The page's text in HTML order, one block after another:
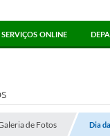
SERVIÇOS ONLINE
de Fotos Dia